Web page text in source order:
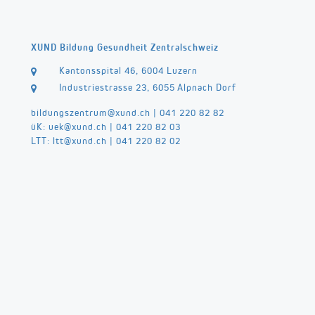
XUND Bildung Gesundheit Zentralschweiz
Kantonsspital 46, 6004 Luzern
Industriestrasse 23, 6055 Alpnach Dorf
bildungszentrum@xund.ch | 041 220 82 82
üK: uek@xund.ch | 041 220 82 03
LTT: ltt@xund.ch | 041 220 82 02